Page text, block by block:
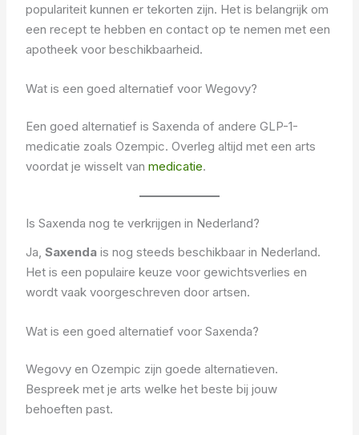
populariteit kunnen er tekorten zijn. Het is belangrijk om
een recept te hebben en contact op te nemen met een
apotheek voor beschikbaarheid.
Wat is een goed alternatief voor Wegovy?
Een goed alternatief is Saxenda of andere GLP-1-
medicatie zoals Ozempic. Overleg altijd met een arts
voordat je wisselt vanmedicatie.
Is Saxenda nog te verkrijgen in Nederland?
Ja,Saxenda is nog steeds beschikbaar in Nederland.
Het is een populaire keuze voor gewichtsverlies en
wordt vaak voorgeschreven door artsen.
Wat is een goed alternatief voor Saxenda?
Wegovy en Ozempic zijn goede alternatieven.
Bespreek met je arts welke het beste bij jouw
behoeften past.